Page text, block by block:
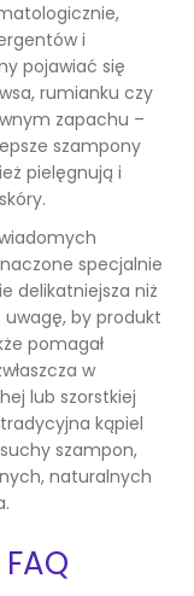
i
pojawiać się
rumianku czy
zapachu –
szampony
pielęgnują i
specjalnie
delikatniejsza niż
uwagę, by produkt
pomagał
w
lub szorstkiej
kąpiel
szampon,
naturalnych